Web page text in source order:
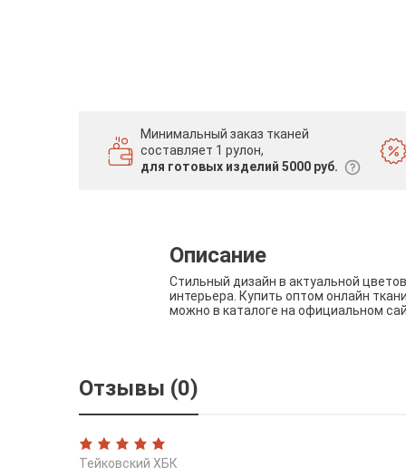
Минимальный заказ тканей
составляет 1 рулон,
для готовых изделий 5000 руб.
Описание
Стильный дизайн в актуальной
интерьера. Купить оптом онлайн
можно в каталоге на официальном
Отзывы (0)
Тейковский ХБК